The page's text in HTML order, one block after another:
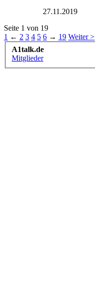
27.11.2019
Seite 1 von 19
1 ← 2 3 4 5 6 → 19 Weiter >
A1talk.de
Mitglieder